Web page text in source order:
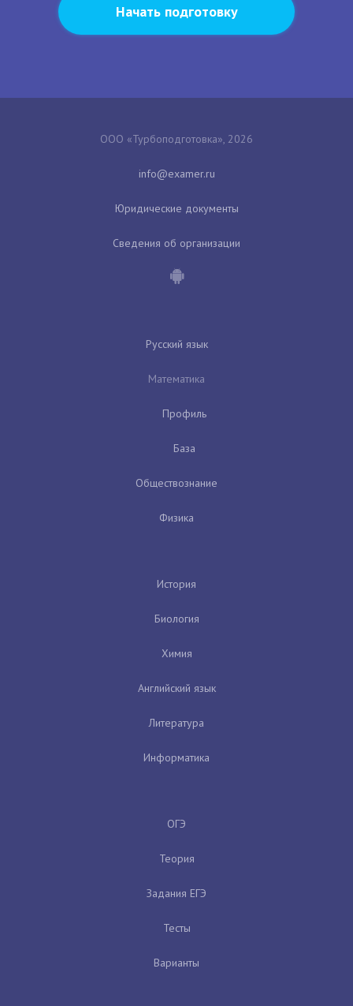
Начать подготовку
ООО «Турбоподготовка», 2026
Юридические документы
Сведения об организации
Русский язык
Математика
Профиль
База
Обществознание
Физика
История
Биология
Химия
Английский язык
Литература
Информатика
ОГЭ
Теория
Задания ЕГЭ
Тесты
Варианты